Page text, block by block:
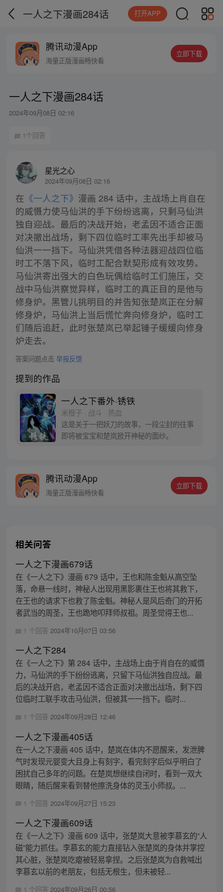
一人之下漫画284话 打开APP
腾讯动漫App
海量正版漫画畅快看
立即下载
一人之下漫画284话
2024年09月08日 02:16
1个回答
星光之心
2024年09月08日 02:16
在 《一人之下》 漫画 284 话中，主战场上肖自在
的威慑力使马仙洪的手下纷纷逃离，只剩马仙洪
独自迎战。最后的决战开始，老孟因不适合正面
对决撤出战场，剩下四位临时工率先出手却被马
仙洪一一挡下。马仙洪凭借各种法器迎战四位临
时工不落下风，临时工配合默契形成有效攻势。
马仙洪寄出强大的白色玩偶给临时工们施压，交
战中马仙洪察觉异样，临时工的真正目的是他与
修身炉。黑管儿挑明目的并告知张楚岚正在分解
修身炉，马仙洪上当后慌忙奔向修身炉，临时工
们随后追赶，此时张楚岚已举起锤子缓缓向修身
炉走去。
答案问题点击 举报反馈
提到的作品
一人之下番外·锈铁
米橙子 · 战斗 · 热血
这是关于一把妖刀的故事，一段尘封的往事
即将被宝宝和楚岚掀开神秘的面纱。
腾讯动漫App
海量正版漫画畅快看
立即下载
相关问答
一人之下漫画679话
在《一人之下》漫画 679 话中，王也和陈金魁从高空坠
落，命悬一线时，神秘人出现用黑影裹住王也将其救下，
在王也的请求下也救了陈金魁。神秘人是风后奇门的开拓
者武当的周圣，王也跪地叩拜师叔祖。周圣觉得王也...
1 个回答 2024年10月07日 03:56
一人之下284
在《一人之下》第 284 话中，主战场上由于肖自在的威慑
力，马仙洪的手下纷纷逃离，只留下马仙洪独自应战。最
后的决战开启，老孟因不适合正面对决撤出战场，剩下四
位临时工联手攻击马仙洪，但被其一一挡下。临时...
1 个回答 2024年09月28日 12:46
一人之下漫画405话
在一人之下漫画 405 话中，楚岚在体内不愿醒来，发泄脾
气时发现元婴变大且身上有刻字，看完刻字后似乎明白了
困扰自己多年的问题。在楚岚想继续自闭时，看到一双大
眼睛，随后醒来看到替他擦洗身体的灵玉小师叔。...
1 个回答 2024年09月27日 15:23
一人之下漫画609话
在《一人之下》漫画 609 话中，张楚岚大意被李慕玄的“人
磁”能力抓住。李慕玄的能力直接钻入张楚岚的身体并掌控
其心脏，张楚岚吃瘪被轻易拿捏。之后张楚岚为自救喊出
李慕玄以前的老朋友，包括无根生，但未被轻...
1 个回答 2024年09月26日 00:56